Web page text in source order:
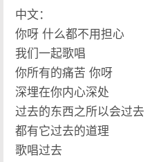
中文：
你呀 什么都不用担心
我们一起歌唱
你所有的痛苦 你呀
深埋在你内心深处
过去的东西之所以会过去
都有它过去的道理
歌唱过去